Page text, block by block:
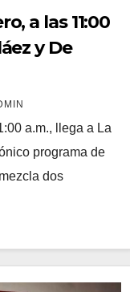
a las 11:00
y De
a.m., llega a La
programa de
dos